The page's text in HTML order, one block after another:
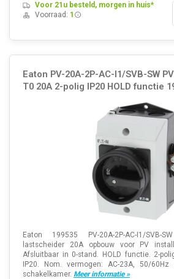
Voor 21u besteld, morgen in huis*
Voorraad: 1
Eaton PV-20A-2P-AC-I1/SVB-SW
T0 20A 2-polig IP20 HOLD functie
Eaton 199535 PV-20A-2P-AC-I1/SVB-
lastscheider 20A opbouw voor PV
Afsluitbaar in 0-stand. HOLD functie. 2-
IP20. Nom. vermogen: AC-23A, 50/
schakelkamer. Meer informatie »